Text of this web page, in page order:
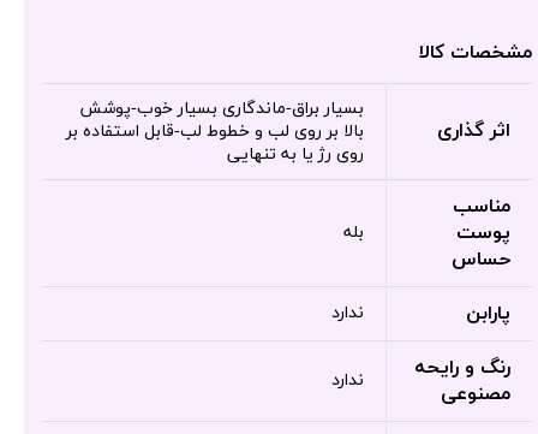
مشخصات کالا
اثر گذاری
بسیار براق-ماندگاری بسیار خوب-پوشش
بالا بر روی لب و خطوط لب-قابل استفاده بر
روی رژ یا به تنهایی
مناسب
پوست
حساس
بله
پارابن ندارد
رنگ و رایحه
مصنوعی
ندارد